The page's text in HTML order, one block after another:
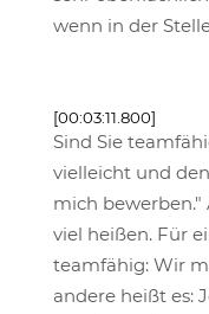
wenn in der
[00:03:11.800]
Sind Sie
vielleicht und
mich
viel heißen. Für
teamfähig: Wir
andere heißt es: